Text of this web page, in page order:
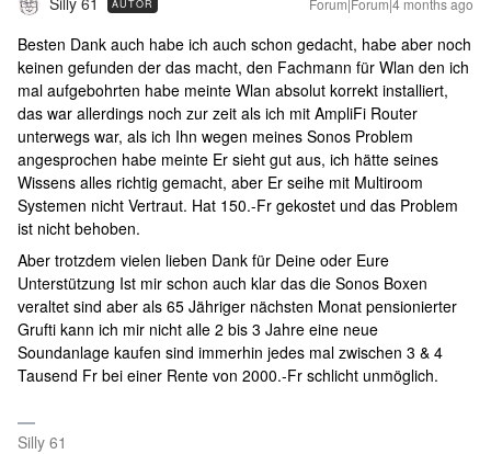
AUTOR Forum|Forum|4 months ago
Besten Dank auch habe ich auch schon gedacht, habe aber noch
keinen gefunden der das macht, den Fachmann für Wlan den ich
mal aufgebohrten habe meinte Wlan absolut korrekt installiert,
das war allerdings noch zur zeit als ich mit AmpliFi Router
unterwegs war, als ich Ihn wegen meines Sonos Problem
angesprochen habe meinte Er sieht gut aus, ich hätte seines
Wissens alles richtig gemacht, aber Er seihe mit Multiroom
Systemen nicht Vertraut. Hat 150.-Fr gekostet und das Problem
ist nicht behoben.
Aber trotzdem vielen lieben Dank für Deine oder Eure
Unterstützung Ist mir schon auch klar das die Sonos Boxen
veraltet sind aber als 65 Jähriger nächsten Monat pensionierter
Grufti kann ich mir nicht alle 2 bis 3 Jahre eine neue
Soundanlage kaufen sind immerhin jedes mal zwischen 3 & 4
Tausend Fr bei einer Rente von 2000.-Fr schlicht unmöglich.
Silly 61